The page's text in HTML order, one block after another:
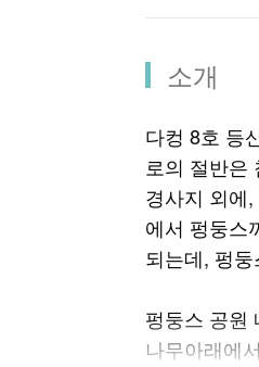
소개
다컹 8호 등
로의 절반은
경사지 외에
에서 펑둥스
되는데, 펑
펑둥스 공원
나무아래에